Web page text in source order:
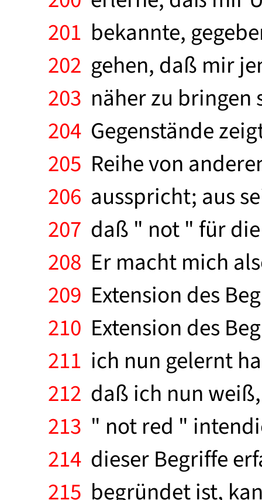
201 bekannte,
202 gehen, daß mir
203 näher zu bringen
204 Gegenstände
205 Reihe von
206 ausspricht; aus
207 daß " not " für
208 Er macht mich
209 Extension des
210 Extension des
211 ich nun gelernt
212 daß ich nun
213 " not red "
214 dieser Begriffe
215 begründet ist,